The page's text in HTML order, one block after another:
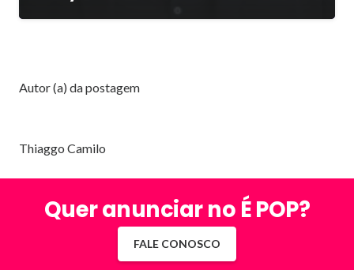
Autor (a) da postagem
Thiaggo Camilo
Quer anunciar no É POP?
FALE CONOSCO